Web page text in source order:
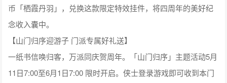
币「栖霞丹羽」，兑换这款限定特效挂件，将四周年的美好纪
念收入囊中。
【山门归序迎游子 门派专属好礼送】
一纸书信唤归客，万派同庆贺周年。「山门归序」主题活动5月
11日7:00至6月1日7:00 限时开启。侠士登录游戏即可收到本门